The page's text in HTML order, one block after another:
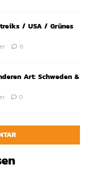
/ USA / Grünes
0
Art: Schweden &
0